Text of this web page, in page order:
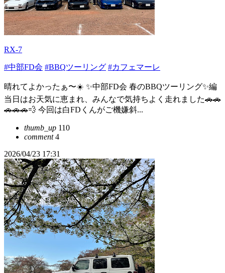
RX-7
#中部FD会 #BBQツーリング #カフェマーレ
晴れてよかったぁ〜☀️ ✨中部FD会 春のBBQツーリング✨編
当日はお天気に恵まれ、みんなで気持ちよく走れました🚗🚗
🚗🚗🚗💨 今回は白FDくんがご機嫌斜...
thumb_up 110
comment4
2026/04/23 17:31